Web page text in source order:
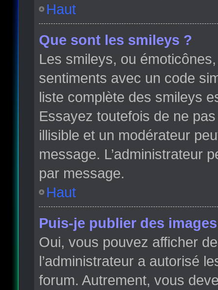
Haut
Que sont les smileys ?
Les smileys, ou
sentiments avec un code
liste complète des smileys
Essayez toutefois de ne
illisible et un modérateur
message. L’administrateur
par message.
Haut
Puis-je publier des
Oui, vous pouvez afficher
l’administrateur a autorisé
forum. Autrement, vous